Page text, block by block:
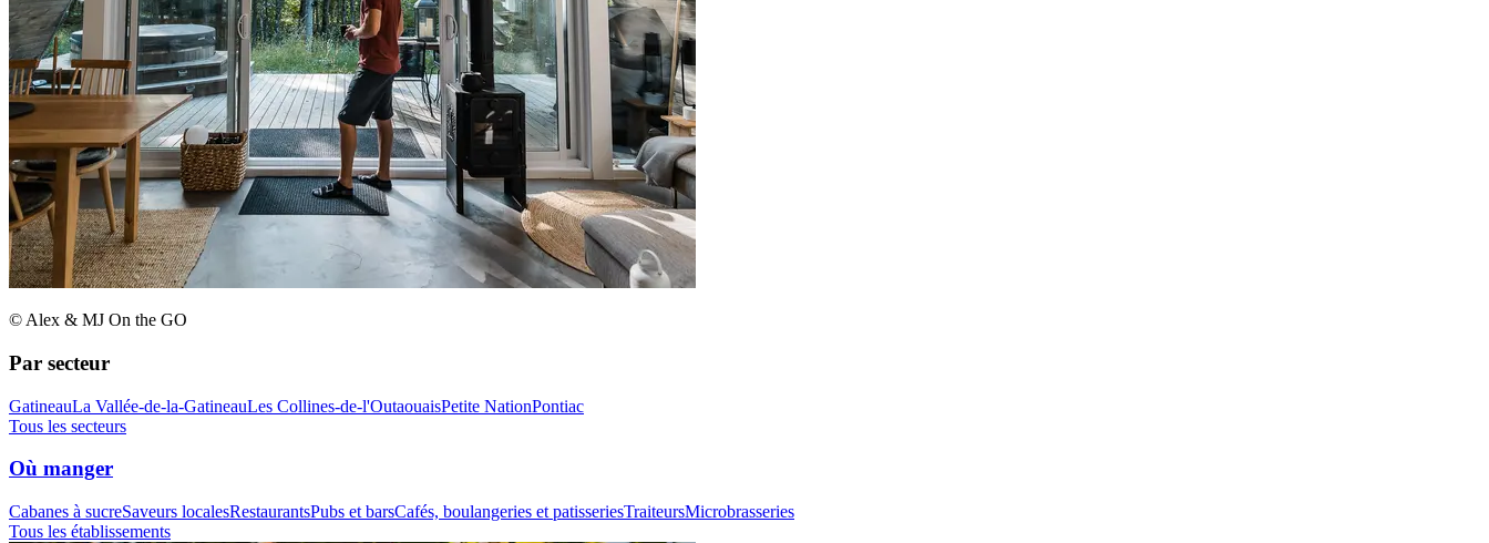
© Alex & MJ On the GO
Par secteur
GatineauLa Vallée-de-la-GatineauLes Collines-de-l'OutaouaisPetite NationPontiac
Tous les secteurs
Où manger
Cabanes à sucreSaveurs localesRestaurantsPubs et barsCafés, boulangeries et patisseriesTraiteursMicrobrasseries
Tous les établissements